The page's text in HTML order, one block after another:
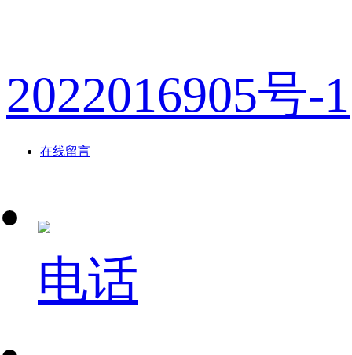
2022016905号-1
在线留言
电话